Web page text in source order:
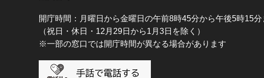
開庁時間：月曜日から金曜日の午前8時45分から午後5時15分
（祝日・休日・12月29日から1月3日を除く）
※一部の窓口では開庁時間が異なる場合があります